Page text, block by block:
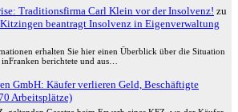
Traditionsfirma Carl Klein vor der Insolvenz! zu
beantragt Insolvenz in Eigenverwaltung
erhalten Sie hier einen Überblick über die Situation
berichtete und aus…
GmbH: Käufer verlieren Geld, Beschäftigte
Arbeitsplätze)